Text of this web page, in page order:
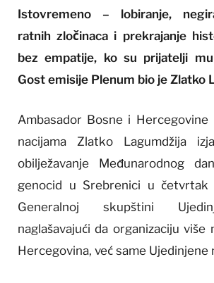
Istovremeno – lobiranje,
ratnih zločinaca i prekrajanje
bez empatije, ko su prijatelji
Gost emisije Plenum bio je Zlatko
Ambasador Bosne i Hercegovine
nacijama Zlatko Lagumdžija
obilježavanje Međunarodnog
genocid u Srebrenici u
Generalnoj skupštini
naglašavajući da organizaciju više
Hercegovina, već same Ujedinjene